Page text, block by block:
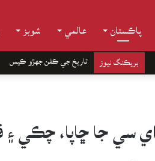
پاڪستان عالمي شوبز
بريڪنگ نيوز تاريخ جي ڪفن جھڙو ڪيس
جا ڇاپا، چڪي ۽ فلور